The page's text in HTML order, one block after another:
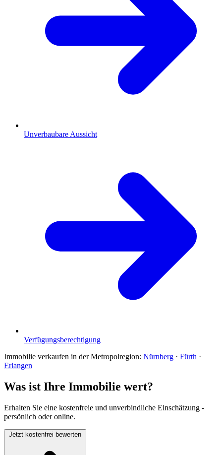
Unverbaubare Aussicht
Verfügungsberechtigung
Immobilie verkaufen in der Metropolregion: Nürnberg · Fürth ·
Erlangen
Was ist Ihre Immobilie wert?
Erhalten Sie eine kostenfreie und unverbindliche Einschätzung -
persönlich oder online.